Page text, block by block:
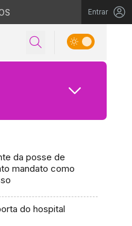
Entrar
da posse de
mandato como
do hospital